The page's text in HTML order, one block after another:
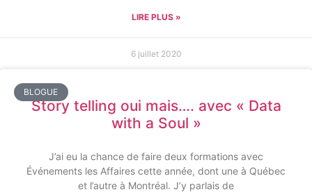
LIRE PLUS »
6 juillet 2020
BLOGUE
Story telling oui mais…. avec « Data
with a Soul »
J’ai eu la chance de faire deux formations avec
Événements les Affaires cette année, dont une à Québec
et l’autre à Montréal. J’y parlais de